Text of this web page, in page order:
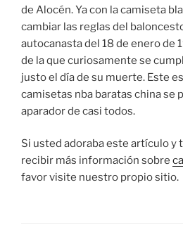
de Alocén. Ya con la camiseta
cambiar las reglas del
autocanasta del 18 de enero de
de la que curiosamente se
justo el día de su muerte. Este
camisetas nba baratas china se
aparador de casi todos.
Si usted adoraba este artículo y
recibir más información sobre
favor visite nuestro propio sitio.